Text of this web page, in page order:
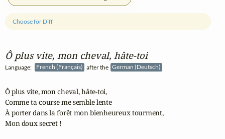
Ô plus vite, mon cheval, hâte‑toi
Language: French (Français) after the German (Deutsch)
Choose for Diff
Ô plus vite, mon cheval, hâte-toi,
Comme ta course me semble lente
À porter dans la forêt mon bienheureux tourment,
Mon doux secret !